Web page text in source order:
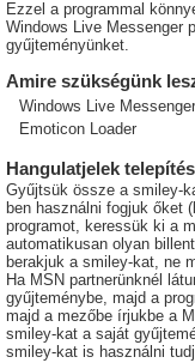
Ezzel a programmal
Windows Live Messenger
gyűjteményünket.
Amire szükségünk
Windows Live Messenger
Emoticon Loader
Hangulatjelek
Gyűjtsük össze a smiley-
ben használni fogjuk őket
programot, keressük ki a
automatikusan olyan
berakjuk a smiley-kat, ne
Ha MSN partnerünknél
gyűjteménybe, majd a
majd a mezőbe írjukbe a
smiley-kat a saját
smiley-kat is használni